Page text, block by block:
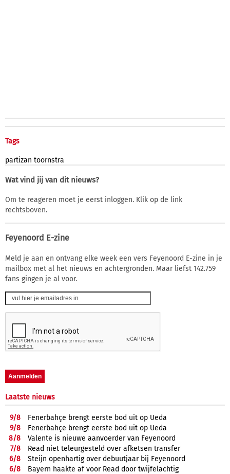
Tags
partizan toornstra
Wat vind jij van dit nieuws?
Om te reageren moet je eerst inloggen. Klik op de link
rechtsboven.
Feyenoord E-zine
Meld je aan en ontvang elke week een vers Feyenoord E-zine in je
mailbox met al het nieuws en achtergronden. Maar liefst 142.759
fans gingen je al voor.
Laatste nieuws
9/8
Fenerbahçe brengt eerste bod uit op Ueda
9/8
Fenerbahçe brengt eerste bod uit op Ueda
8/8
Valente is nieuwe aanvoerder van Feyenoord
7/8
Read niet teleurgesteld over afketsen transfer
6/8
Steijn openhartig over debuutjaar bij Feyenoord
6/8
Bayern haakte af voor Read door twijfelachtig